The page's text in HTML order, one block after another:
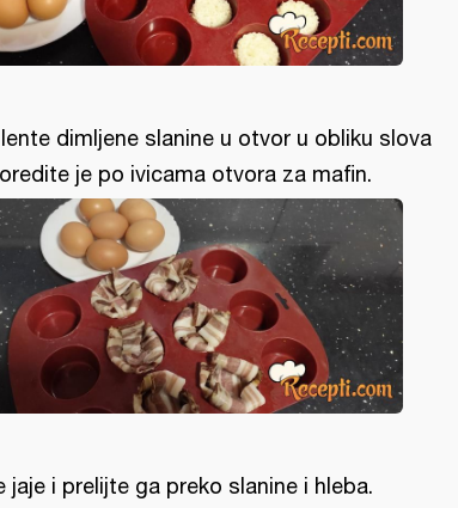
dimljene slanine u otvor u obliku slova
je po ivicama otvora za mafin.
jaje i prelijte ga preko slanine i hleba.